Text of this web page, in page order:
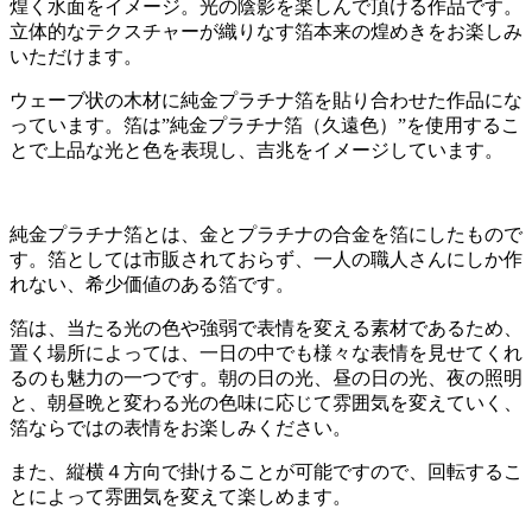
煌く水面をイメージ。光の陰影を楽しんで頂ける作品です。
立体的なテクスチャーが織りなす箔本来の煌めきをお楽しみ
いただけます。
ウェーブ状の木材に純金プラチナ箔を貼り合わせた作品にな
っています。箔は”純金プラチナ箔（久遠色）”を使用するこ
とで上品な光と色を表現し、吉兆をイメージしています。
純金プラチナ箔とは、金とプラチナの合金を箔にしたもので
す。箔としては市販されておらず、一人の職人さんにしか作
れない、希少価値のある箔です。
箔は、当たる光の色や強弱で表情を変える素材であるため、
置く場所によっては、一日の中でも様々な表情を見せてくれ
るのも魅力の一つです。朝の日の光、昼の日の光、夜の照明
と、朝昼晩と変わる光の色味に応じて雰囲気を変えていく、
箔ならではの表情をお楽しみください。
また、縦横４方向で掛けることが可能ですので、回転するこ
とによって雰囲気を変えて楽しめます。